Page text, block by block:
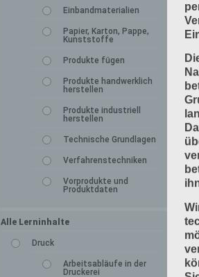
Einbandmaterialien
Papier, Karton, Pappe,
Kunststoffe
Produkte fügen
Produkte handwerklich
herstellen
Produkte industriell
herstellen
Technische Grundlagen
Verfahrenstechniken
Vorprodukte und
Produktdaten
Alle Lerninhalte
Druck
Arbeitsabläufe in der
Druckerei